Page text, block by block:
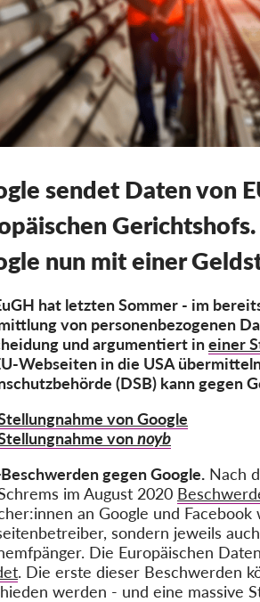
sendet Daten von
nun mit einer
hat letzten Sommer - im
von personenbezogenen
und argumentiert ineiner
Webseiten in die USA
(DSB) kann gegen
von Google
vonnoyb
Beschwerden gegen Google. Nach
im August 2020
an Google und
sondern jeweils
Die Europäischen
. Die erste dieser Beschwerden
werden - und eine massive